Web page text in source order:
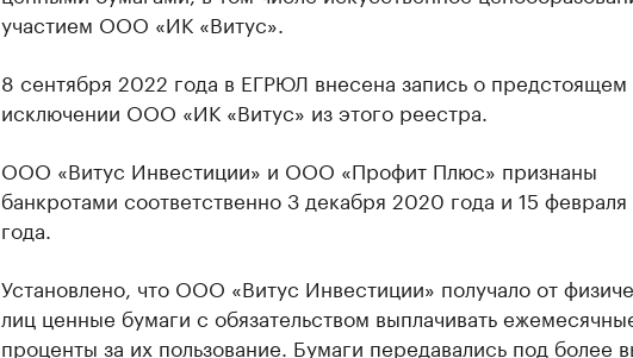
участием ООО «ИК «Витус».
8 сентября 2022 года в ЕГРЮЛ внесена запись о предстоящем
исключении ООО «ИК «Витус» из этого реестра.
ООО «Витус Инвестиции» и ООО «Профит Плюс» признаны
банкротами соответственно 3 декабря 2020 года и 15 февраля
года.
Установлено, что ООО «Витус Инвестиции» получало от
лиц ценные бумаги с обязательством выплачивать
проценты за их пользование. Бумаги передавались под более